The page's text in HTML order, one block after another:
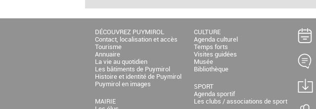
DÉCOUVREZ PUYMIROL
Contact, localisation et accès
Tourisme
Annuaire
La vie au quotidien
Les bâtiments de Puymirol
Histoire et identité de Puymirol
Puymirol en images
MAIRIE
CULTURE
Agenda culturel
Temps forts
Visites guidées
Musée
Bibliothèque
SPORT
Agenda sportif
Les clubs / associations de sport